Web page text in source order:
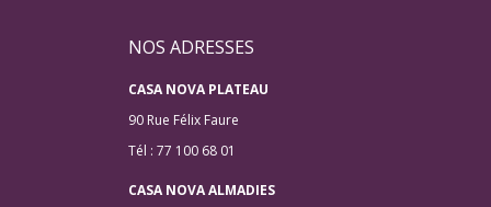
NOS ADRESSES
CASA NOVA PLATEAU
90 Rue Félix Faure
Tél : 77 100 68 01
CASA NOVA ALMADIES